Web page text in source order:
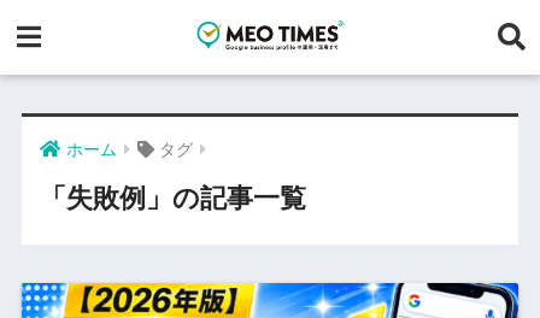
ホーム タグ
「失敗例」の記事一覧